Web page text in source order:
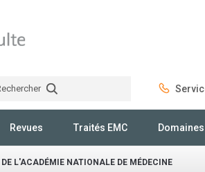
Revues Traités EMC Domaines
L'ACADÉMIE NATIONALE DE MÉDECINE